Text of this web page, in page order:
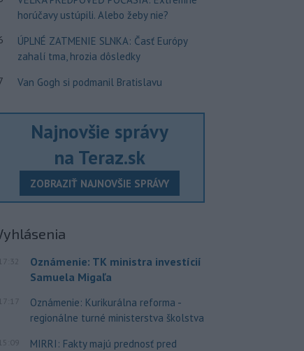
horúčavy ustúpili. Alebo žeby nie?
ÚPLNÉ ZATMENIE SLNKA: Časť Európy
zahalí tma, hrozia dôsledky
Van Gogh si podmanil Bratislavu
Najnovšie správy
na Teraz.sk
ZOBRAZIŤ NAJNOVŠIE SPRÁVY
17:32
Oznámenie: TK ministra investícií
Samuela Migaľa
17:17
Oznámenie: Kurikurálna reforma -
regionálne turné ministerstva školstva
15:09
MIRRI: Fakty majú prednosť pred